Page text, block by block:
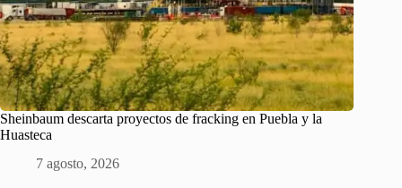
Sheinbaum descarta proyectos de fracking en Puebla y la
Huasteca
7 agosto, 2026